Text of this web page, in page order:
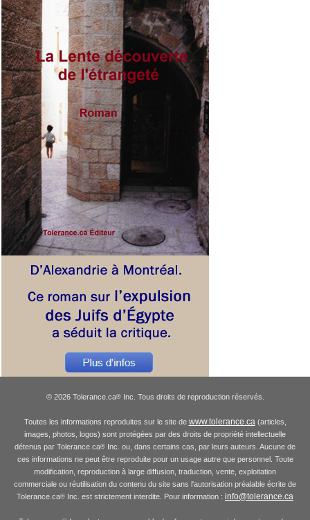
© 2026 Tolerance.ca®Inc. Tous droits de reproduction réservés.
Toutes les informations reproduites sur le site de www.tolerance.ca(articles,
images, photos, logos) sont protégées par des droits de propriété intellectuelle
détenus par Tolerance.ca® Inc. ou, dans certains cas, par leurs auteurs. Aucune de
ces informations ne peut être reproduite pour un usage autre que personnel. Toute
modification, reproduction à large diffusion, traduction, vente, exploitation
commerciale ou réutilisation du contenu du site sans l'autorisation préalable écrite de
Tolerance.ca® Inc. est strictement interdite. Pour information : info@tolerance.ca